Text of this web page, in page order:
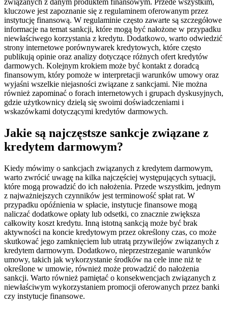
kluczowe jest zapoznanie się z regulaminem oferowanym przez
instytucję finansową. W regulaminie często zawarte są szczegółowe
informacje na temat sankcji, które mogą być nałożone w przypadku
niewłaściwego korzystania z kredytu. Dodatkowo, warto odwiedzić
strony internetowe porównywarek kredytowych, które często
publikują opinie oraz analizy dotyczące różnych ofert kredytów
darmowych. Kolejnym krokiem może być kontakt z doradcą
finansowym, który pomoże w interpretacji warunków umowy oraz
wyjaśni wszelkie niejasności związane z sankcjami. Nie można
również zapominać o forach internetowych i grupach dyskusyjnych,
gdzie użytkownicy dzielą się swoimi doświadczeniami i
wskazówkami dotyczącymi kredytów darmowych.
Jakie są najczęstsze sankcje związane z
kredytem darmowym?
Kiedy mówimy o sankcjach związanych z kredytem darmowym,
warto zwrócić uwagę na kilka najczęściej występujących sytuacji,
które mogą prowadzić do ich nałożenia. Przede wszystkim, jednym
z najważniejszych czynników jest terminowość spłat rat. W
przypadku opóźnienia w spłacie, instytucje finansowe mogą
naliczać dodatkowe opłaty lub odsetki, co znacznie zwiększa
całkowity koszt kredytu. Inną istotną sankcją może być brak
aktywności na koncie kredytowym przez określony czas, co może
skutkować jego zamknięciem lub utratą przywilejów związanych z
kredytem darmowym. Dodatkowo, nieprzestrzeganie warunków
umowy, takich jak wykorzystanie środków na cele inne niż te
określone w umowie, również może prowadzić do nałożenia
sankcji. Warto również pamiętać o konsekwencjach związanych z
niewłaściwym wykorzystaniem promocji oferowanych przez banki
czy instytucje finansowe.